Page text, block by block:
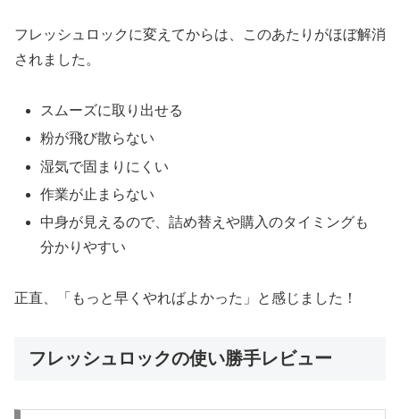
フレッシュロックに変えてからは、このあたりがほぼ解消
されました。
スムーズに取り出せる
粉が飛び散らない
湿気で固まりにくい
作業が止まらない
中身が見えるので、詰め替えや購入のタイミングも
分かりやすい
正直、「もっと早くやればよかった」と感じました！
フレッシュロックの使い勝手レビュー